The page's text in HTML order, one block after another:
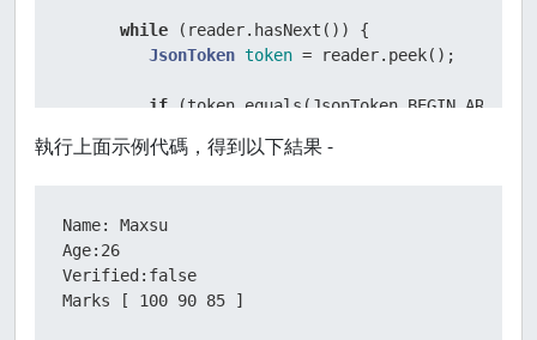
while (reader.hasNext()) {
JsonToken token = reader.peek();
if
            handleJsonArray(reader);
            reader.endObject();
         }
else
if
執行上面示例代碼，得到以下結果 -
Name: Maxsu
Age:26
Verified:false
Marks [ 100 90 85 ]